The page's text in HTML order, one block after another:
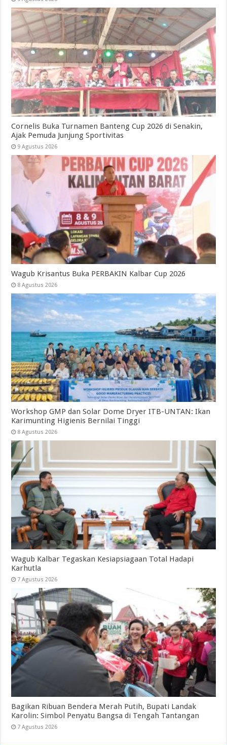
Cornelis Buka Turnamen Banteng Cup 2026 di Senakin,
Ajak Pemuda Junjung Sportivitas
9 Agustus 2026
Wagub Krisantus Buka PERBAKIN Kalbar Cup 2026
8 Agustus 2026
Workshop GMP dan Solar Dome Dryer ITB-UNTAN: Ikan
Karimunting Higienis Bernilai Tinggi
8 Agustus 2026
Wagub Kalbar Tegaskan Kesiapsiagaan Total Hadapi
Karhutla
7 Agustus 2026
Bagikan Ribuan Bendera Merah Putih, Bupati Landak
Karolin: Simbol Penyatu Bangsa di Tengah Tantangan
7 Agustus 2026